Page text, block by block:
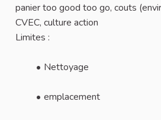
panier too good too go, couts
CVEC, culture action
Limites :
Nettoyage
emplacement